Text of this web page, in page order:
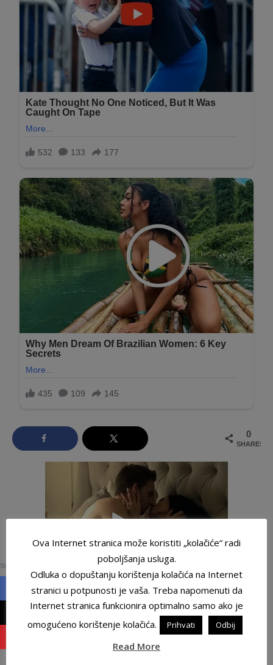
0
SHARES
PREVIOUS
Ova Internet stranica može koristiti „kolačiće“ radi
poboljšanja usluga.
Odluka o dopuštanju korištenja kolačića na Internet
stranici u potpunosti je vaša. Treba napomenuti da
Internet stranica funkcionira optimalno samo ako je
omogućeno korištenje kolačića.
Prihvati Odbij
Read More
SHARES